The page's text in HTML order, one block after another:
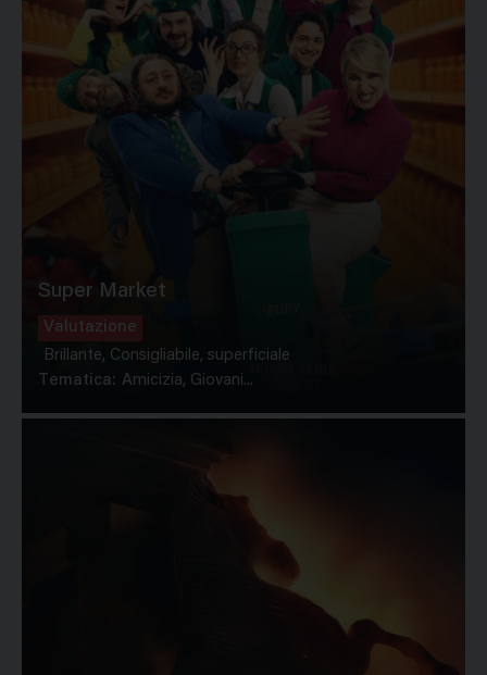
Super Market
Valutazione
Brillante, Consigliabile, superficiale
Tematica: Amicizia, Giovani...